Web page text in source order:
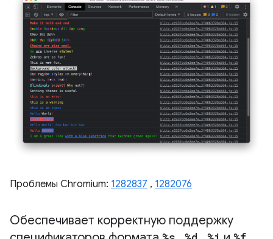
Проблемы Chromium: 1282837 , 1282076
Обеспечивает корректную поддержку